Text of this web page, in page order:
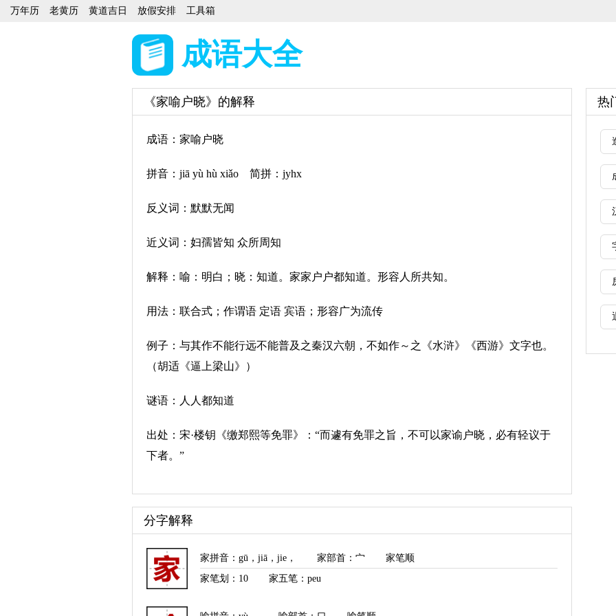
万年历 老黄历 黄道吉日 放假安排 工具箱
成语大全
《家喻户晓》的解释
成语：家喻户晓
拼音：jiā yù hù xiǎo 简拼：jyhx
反义词：默默无闻
近义词：妇孺皆知 众所周知
解释：喻：明白；晓：知道。家家户户都知道。形容人所共知。
用法：联合式；作谓语 定语 宾语；形容广为流传
例子：与其作不能行远不能普及之秦汉六朝，不如作～之《水浒》《西游》文字也。
（胡适《逼上梁山》）
谜语：人人都知道
出处：宋·楼钥《缴郑熙等免罪》：“而遽有免罪之旨，不可以家谕户晓，必有轻议于
下者。”
分字解释
家拼音 ： gū ， jiā ， jie ， 家部首 ：宀
家笔顺
家笔划： 10 家五笔：peu
热